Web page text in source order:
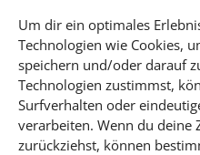
Um dir ein optimales
Technologien wie Cookies,
speichern und/oder darauf
Technologien zustimmst,
Surfverhalten oder
verarbeiten. Wenn du
zurückziehst, können
Unbekannte Orte
Uncategorized
Unterricht
Video
Veranstaltungen